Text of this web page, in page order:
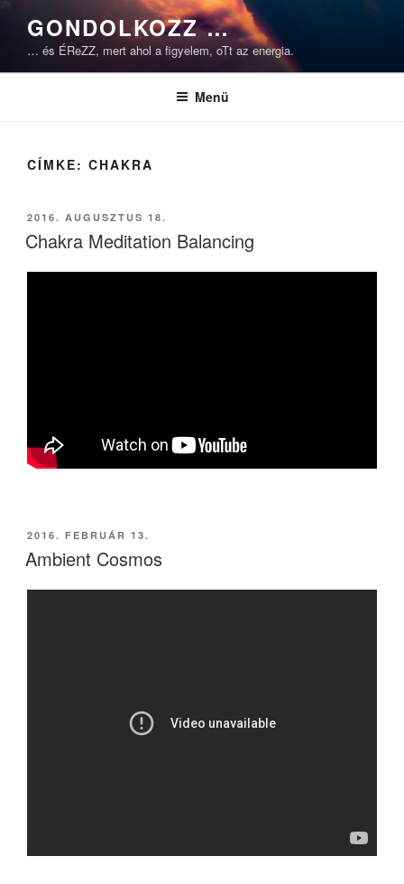
Tartalomhoz
GONDOLKOZZ …
… és ÉReZZ, mert ahol a figyelem, oTt az energia.
Menü
CÍMKE: CHAKRA
BEKÜLDVE:
2016. AUGUSZTUS 18.
Chakra Meditation Balancing
BEKÜLDVE:
2016. FEBRUÁR 13.
Ambient Cosmos